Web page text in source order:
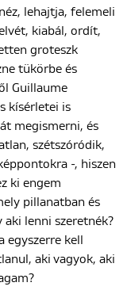
lehajtja, felemeli
kiabál, ordít,
groteszk
tükörbe és
Guillaume
kísérletei is
megismerni, és
szétszóródik,
-, hiszen
ki engem
pillanatban és
aki lenni szeretnék?
kell
aki vagyok, aki